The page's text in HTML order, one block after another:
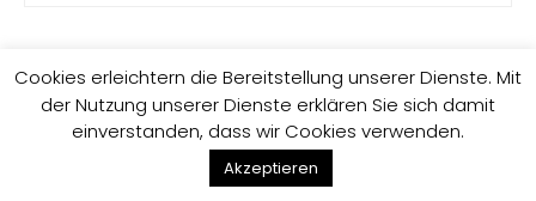
Impressum Datenschutzrichtlinie
Cookies erleichtern die Bereitstellung unserer Dienste. Mit
der Nutzung unserer Dienste erklären Sie sich damit
einverstanden, dass wir Cookies verwenden.
Akzeptieren